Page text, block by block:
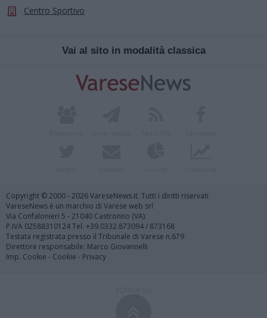
Centro Sportivo
Vai al sito in modalità classica
Copyright © 2000 - 2026 VareseNews.it. Tutti i diritti riservati
VareseNews è un marchio di Varese web srl
Via Confalonieri 5 - 21040 Castronno (VA)
P.IVA 02588310124 Tel. +39.0332.873094 / 873168
Testata registrata presso il Tribunale di Varese n.679
Direttore responsabile: Marco Giovannelli
Imp. Cookie - Cookie - Privacy